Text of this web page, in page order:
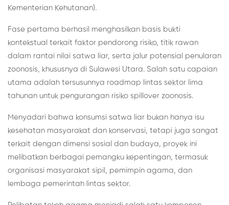
Kementerian Kehutanan).
Fase pertama berhasil menghasilkan basis bukti
kontekstual terkait faktor pendorong risiko, titik rawan
dalam rantai nilai satwa liar, serta jalur potensial penularan
zoonosis, khususnya di Sulawesi Utara. Salah satu capaian
utama adalah tersusunnya roadmap lintas sektor lima
tahunan untuk pengurangan risiko spillover zoonosis.
Menyadari bahwa konsumsi satwa liar bukan hanya isu
kesehatan masyarakat dan konservasi, tetapi juga sangat
terkait dengan dimensi sosial dan budaya, proyek ini
melibatkan berbagai pemangku kepentingan, termasuk
organisasi masyarakat sipil, pemimpin agama, dan
lembaga pemerintah lintas sektor.